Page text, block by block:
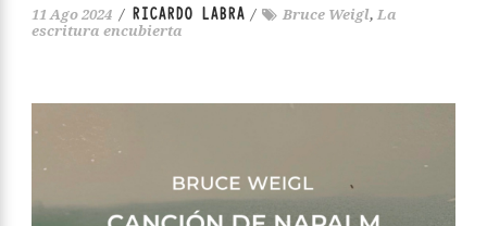
11 Ago 2024 / RICARDO LABRA / Bruce Weigl, La
escritura encubierta